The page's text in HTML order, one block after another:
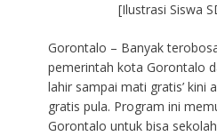
[Ilustrasi Siswa
Gorontalo – Banyak
pemerintah kota Gorontalo
lahir sampai mati gratis’ kini
gratis pula. Program ini
Gorontalo untuk bisa